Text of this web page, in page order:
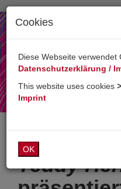
Teddy
Cookies
Diese Webseite verwendet
Datenschutzerklärung /
This website uses cookies >
Imprint
OK